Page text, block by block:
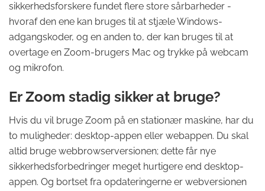
sikkerhedsforskere fundet flere store sårbarheder -
hvoraf den ene kan bruges til at stjæle Windows-
adgangskoder, og en anden to, der kan bruges til at
overtage en Zoom-brugers Mac og trykke på webcam
og mikrofon.
Er Zoom stadig sikker at bruge?
Hvis du vil bruge Zoom på en stationær maskine, har du
to muligheder: desktop-appen eller webappen. Du skal
altid bruge webbrowserversionen; dette får nye
sikkerhedsforbedringer meget hurtigere end desktop-
appen. Og bortset fra opdateringerne er webversionen